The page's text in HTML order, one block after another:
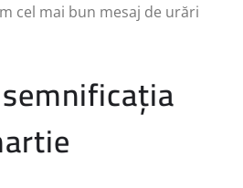
cel mai bun mesaj de urări